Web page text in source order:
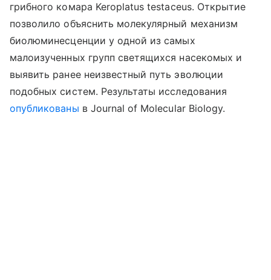
грибного комара Keroplatus testaceus. Открытие
позволило объяснить молекулярный механизм
биолюминесценции у одной из самых
малоизученных групп светящихся насекомых и
выявить ранее неизвестный путь эволюции
подобных систем. Результаты исследования
опубликованы в Journal of Molecular Biology.